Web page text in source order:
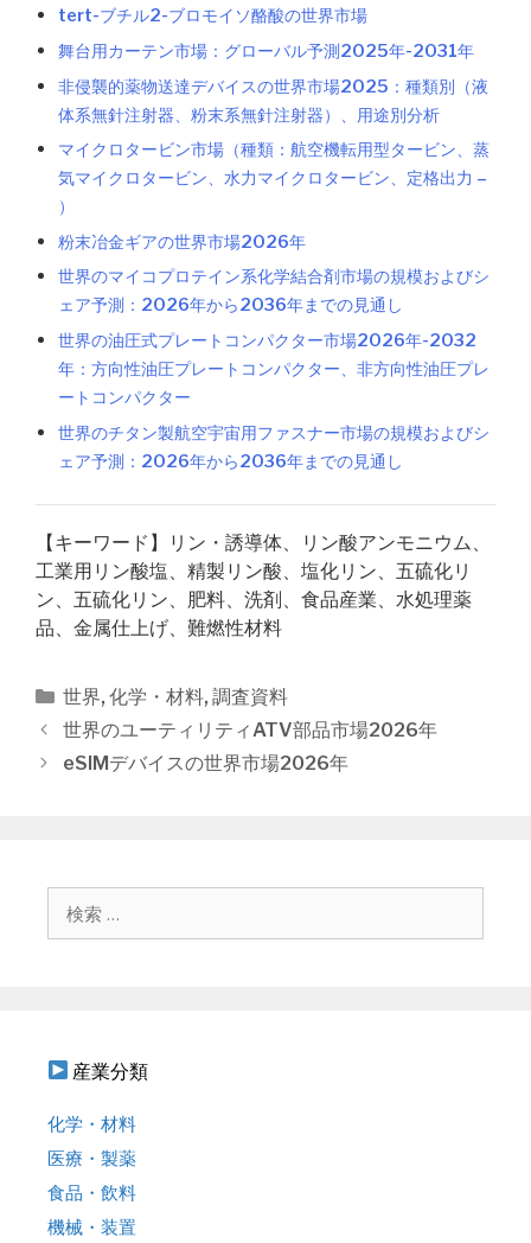
tert-ブチル2-ブロモイソ酪酸の世界市場
舞台用カーテン市場：グローバル予測2025年-2031年
非侵襲的薬物送達デバイスの世界市場2025：種類別（液
体系無針注射器、粉末系無針注射器）、用途別分析
マイクロタービン市場（種類：航空機転用型タービン、蒸
気マイクロタービン、水力マイクロタービン、定格出力 –
）
粉末冶金ギアの世界市場2026年
世界のマイコプロテイン系化学結合剤市場の規模およびシ
ェア予測：2026年から2036年までの見通し
世界の油圧式プレートコンパクター市場2026年-2032
年：方向性油圧プレートコンパクター、非方向性油圧プレ
ートコンパクター
世界のチタン製航空宇宙用ファスナー市場の規模およびシ
ェア予測：2026年から2036年までの見通し
【キーワード】リン・誘導体、リン酸アンモニウム、
工業用リン酸塩、精製リン酸、塩化リン、五硫化リ
ン、五硫化リン、肥料、洗剤、食品産業、水処理薬
品、金属仕上げ、難燃性材料
カ
テ
ゴ
世界, 化学・材料, 調査資料
投
稿
世界のユーティリティATV部品市場2026年
eSIMデバイスの世界市場2026年
産業分類
化学・材料
医療・製薬
食品・飲料
機械・装置